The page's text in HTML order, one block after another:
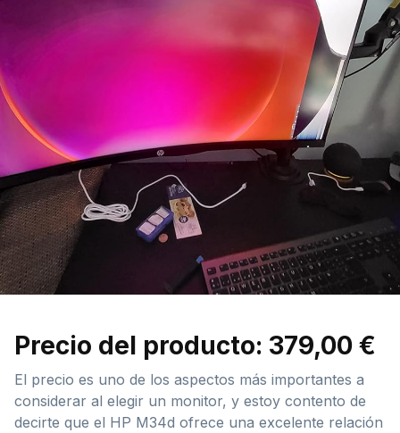
Precio del producto: 379,00 €
El precio es uno de los aspectos más importantes a
considerar al elegir un monitor, y estoy contento de
decirte que el HP M34d ofrece una excelente relación